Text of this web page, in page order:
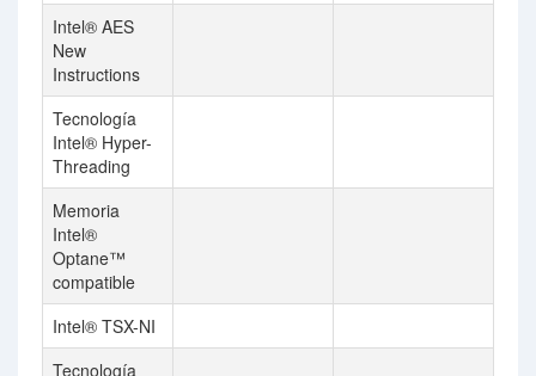
Intel® AES
New
Instructions
Tecnología
Intel® Hyper-
Threading
Memoria
Intel®
Optane™
compatible
Intel® TSX-NI
Tecnología